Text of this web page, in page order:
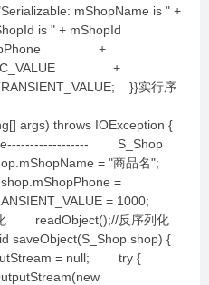
mShopName is " +
is " + mShopId
+
+
}}实行序
args) throws IOException {
S_Shop
= "商品名";
=
= 1000;
readObject();//反序列化
shop) {
= null; try {